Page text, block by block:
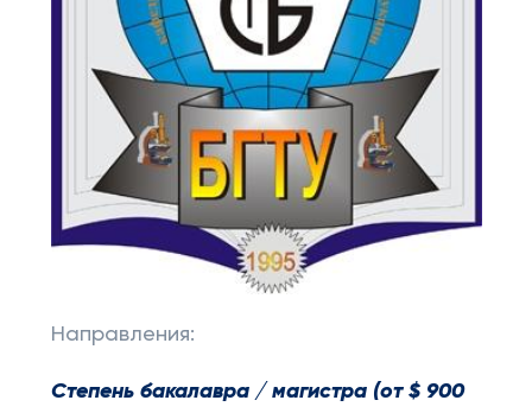
Направления:
Степень бакалавра / магистра (от $ 900